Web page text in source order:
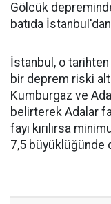
Gölcük depreminde
batıda
İstanbul, o
bir deprem riski
Kumburgaz ve
belirterek Adalar
fayı kırılırsa
7,5 büyüklüğünde